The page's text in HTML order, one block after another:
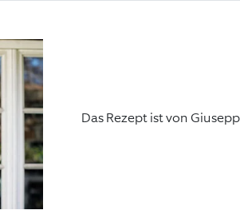
Das Rezept ist von